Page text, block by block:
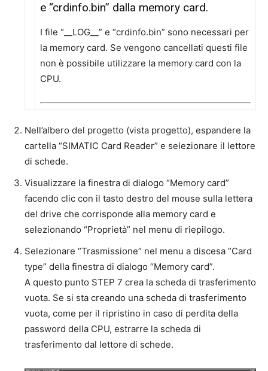
e “crdinfo.bin” dalla memory card.
I file “__LOG__” e “crdinfo.bin” sono necessari per
la memory card. Se vengono cancellati questi file
non è possibile utilizzare la memory card con la
CPU.
Nell’albero del progetto (vista progetto), espandere la
cartella “SIMATIC Card Reader” e selezionare il lettore
di schede.
Visualizzare la finestra di dialogo “Memory card”
facendo clic con il tasto destro del mouse sulla lettera
del drive che corrisponde alla memory card e
selezionando “Proprietà” nel menu di riepilogo.
Selezionare “Trasmissione” nel menu a discesa “Card
type” della finestra di dialogo “Memory card”.
A questo punto STEP 7 crea la scheda di trasferimento
vuota. Se si sta creando una scheda di trasferimento
vuota, come per il ripristino in caso di perdita della
password della CPU, estrarre la scheda di
trasferimento dal lettore di schede.